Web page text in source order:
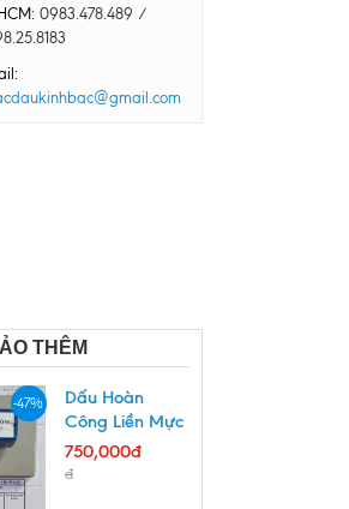
0983.478.489 /
THÊM
-47%
Dấu Hoàn
Công Liền Mực
750,000đ
đ